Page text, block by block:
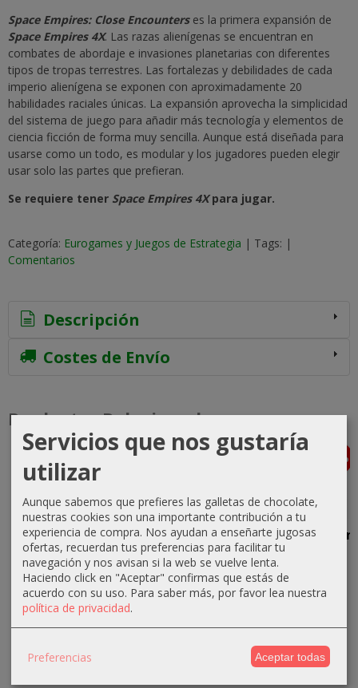
Space Empires: Close Encounterses la primera expansión de
Space Empires 4X. Las razas alienígenas se encuentran en
combates de abordaje e invasiones planetarias con diferentes
tipos de tropas terrestres. Las fortalezas y debilidades de cada
imperio alienígena se exponen con aproximadamente 20
habilidades raciales únicas. La expansión aprovecha la simplicidad
del sistema de juego para añadir más tecnología y elementos de
ciencia ficción de forma muy sencilla. Aunque está diseñada para
usarse como un todo, es modular y los jugadores pueden elegir
usar solo las partes que prefieran.
Se requiere tener Space Empires 4Xpara jugar.
Categoría: Eurogames y Juegos de Estrategia | Tags: |
Comentarios
Descripción
Costes de Envío
Productos Relacionados
1989: Dawn
of Freedom
- 2nd
Printing
58,00 €
68,24 €
Undaunted:
Normandy
30,36 €
37,95 €
The
Fortified
Medieval
Harbour,...
-5 %
I, Napoleon
Servicios que nos gustaría
utilizar
Aunque sabemos que prefieres las galletas de chocolate,
nuestras cookies son una importante contribución a tu
experiencia de compra. Nos ayudan a enseñarte jugosas
ofertas, recuerdan tus preferencias para facilitar tu
navegación y nos avisan si la web se vuelve lenta.
Haciendo click en "Aceptar" confirmas que estás de
acuerdo con su uso. Para saber más, por favor lea nuestra
política de privacidad.
Preferencias Aceptar todas